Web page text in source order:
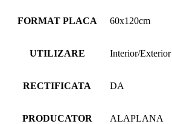
FORMAT PLACA 60x120cm
UTILIZARE Interior/Exterior
RECTIFICATA DA
PRODUCATOR ALAPLANA